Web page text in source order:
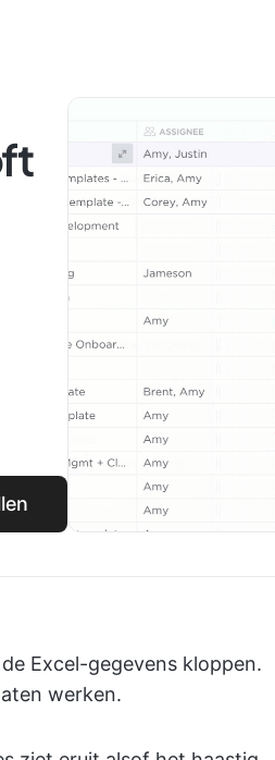
Excel-gegevens kloppen.
werken.